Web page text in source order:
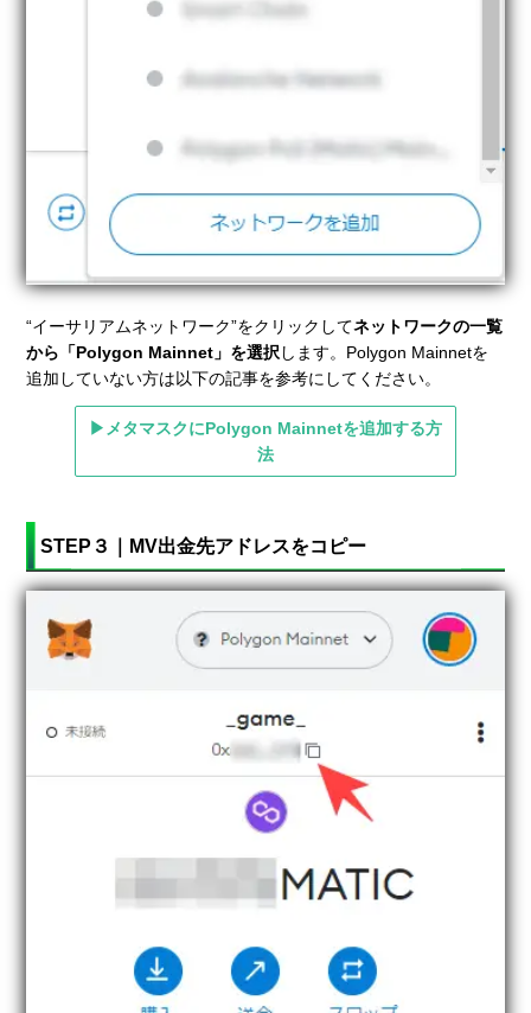
“イーサリアムネットワーク”をクリックしてネットワークの一覧
から「Polygon Mainnet」を選択 します。Polygon Mainnetを
追加していない方は以下の記事を参考にしてください。
▶メタマスクにPolygon Mainnetを追加する方
法
STEP３｜MV出金先アドレスをコピー